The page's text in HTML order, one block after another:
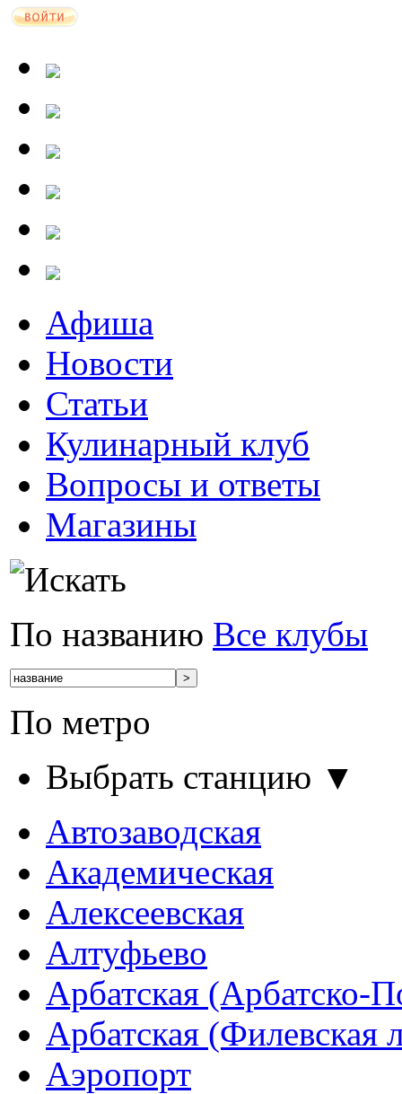
Афиша
Новости
Статьи
Кулинарный клуб
Вопросы и ответы
Магазины
По названию Все клубы
По метро
Выбрать станцию ▼
Автозаводская
Академическая
Алексеевская
Алтуфьево
Арбатская (Арбатско-
Арбатская (Филевская
Аэропорт